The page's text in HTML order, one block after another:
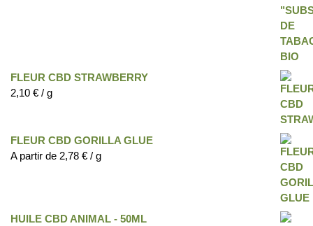
FLEUR CBD STRAWBERRY
2,10 € / g
FLEUR CBD GORILLA GLUE
A partir de 2,78 € / g
HUILE CBD ANIMAL - 50ML